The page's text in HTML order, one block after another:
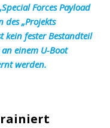
Forces Payload
des „Projekts
kein fester Bestandteil
einem U-Boot
werden.